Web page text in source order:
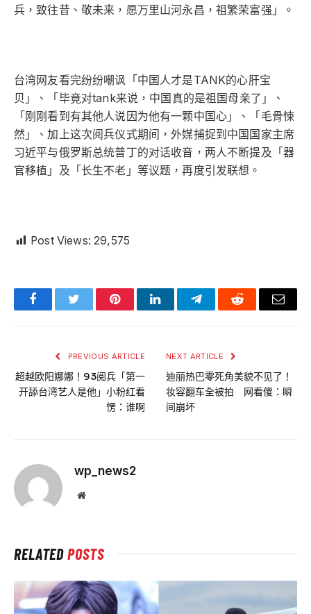
兵，致往昔、敬未来，愿万里山河永昌，祖繁荣富强」。
台湾网友看完纷纷嘲讽「中国人才是TANK的心肝宝
贝」、「毕竟对tank来说，中国真的是祖国母亲了」、
「刚刚看到有其他人说因为他有一颗中国心」、「毛骨悚
然」、加上这次阅兵仪式期间，外媒捕捉到中国国家主席
习近平与俄罗斯总统普丁的对话收音，两人不断提及「器
官移植」及「长生不老」等议题，再度引发联想。
Post Views: 29,575
FacebookTwitter PinterestLinkedInTelegramReddit Email
PREVIOUS ARTICLE
超越欧阳娜娜！93阅兵「第一
开舔台湾艺人是他」小粉红看
愣：谁啊
NEXT ARTICLE
迪丽热巴零死角美貌不见了！
妆容翻车全被拍 网看傻：瞬
间崩坏
wp_news2
Website
RELATEDPOSTS